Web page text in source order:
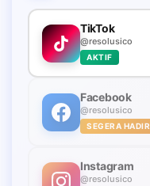
TikTok
@resolusico
AKTIF
Facebook
@resolusico
SEGERA HADIR
Instagram
@resolusico